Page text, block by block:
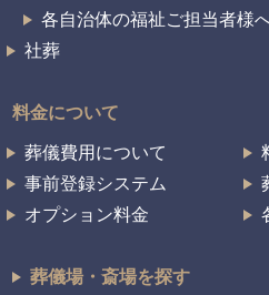
各自治体の福祉ご担当者様
社葬
料金について
葬儀費用について
事前登録システム
オプション料金
葬儀場・斎場を探す